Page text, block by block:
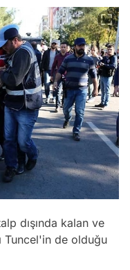
dışında kalan ve
Tuncel'in de olduğu